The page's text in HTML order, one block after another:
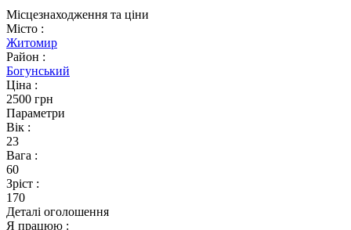
Місцезнаходження та ціни
Місто :
Житомир
Район :
Богунський
Ціна :
2500 грн
Параметри
Вік :
23
Вага :
60
Зріст :
170
Деталі оголошення
Я працюю :